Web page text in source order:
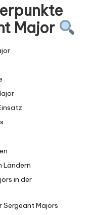
Major
Ländern
in der
Sergeant Majors